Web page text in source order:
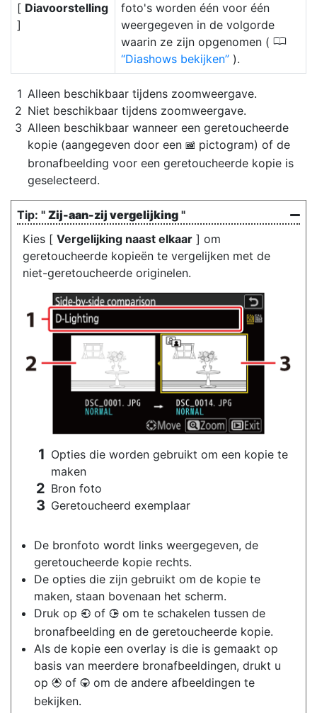
[ Diavoorstelling
]
foto's worden één voor één
weergegeven in de volgorde
waarin ze zijn opgenomen ( 0
Diashows bekijken ).
Alleen beschikbaar tijdens zoomweergave.
Niet beschikbaar tijdens zoomweergave.
Alleen beschikbaar wanneer een geretoucheerde
kopie (aangegeven door een p pictogram) of de
bronafbeelding voor een geretoucheerde kopie is
geselecteerd.
" Zij-aan-zij vergelijking "
Kies [ Vergelijking naast elkaar ] om
geretoucheerde kopieën te vergelijken met de
niet-geretoucheerde originelen.
Opties die worden gebruikt om een kopie te
maken
Bron foto
Geretoucheerd exemplaar
De bronfoto wordt links weergegeven, de
geretoucheerde kopie rechts.
De opties die zijn gebruikt om de kopie te
maken, staan bovenaan het scherm.
Druk op 4 of 2 om te schakelen tussen de
bronafbeelding en de geretoucheerde kopie.
Als de kopie een overlay is die is gemaakt op
basis van meerdere bronafbeeldingen, drukt u
op 1 of 3 om de andere afbeeldingen te
bekijken.